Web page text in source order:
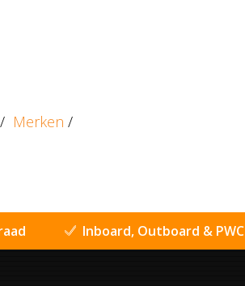
/ Merken /
Inboard, Outboard & PWC